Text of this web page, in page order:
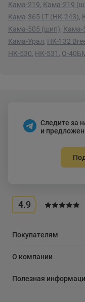
Кама-219, Кама-219
Кама-365 LT (НК-243),
Кама-505 (шип), Кама-
Кама-Урал, НК-132
НК-530, НК-531 , О-
Следите за
и
4.9
Покупателям
О компании
Полезная